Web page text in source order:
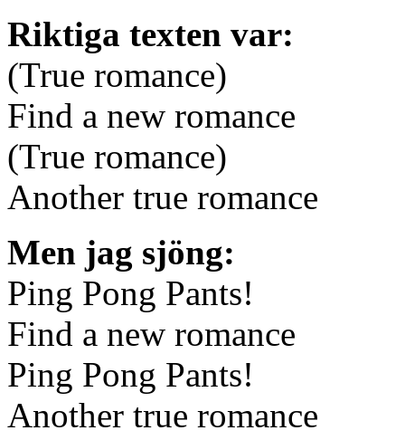
Riktiga texten var:
(True romance)
Find a new romance
(True romance)
Another true romance
Men jag sjöng:
Ping Pong Pants!
Find a new romance
Ping Pong Pants!
Another true romance